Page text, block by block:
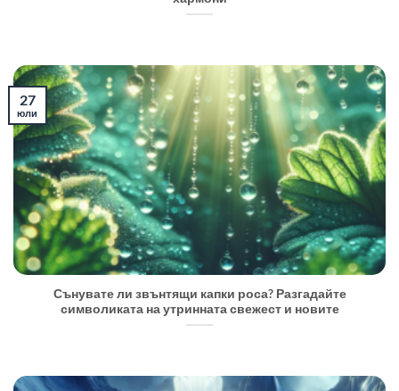
Сънувате ли звънтящи капки роса? Разгадайте
символиката на утринната свежест и новите
27
юли